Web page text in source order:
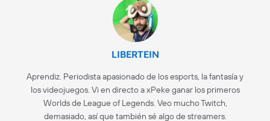
LIBERTEIN
Aprendiz. Periodista apasionado de los esports, la fantasía y
los videojuegos. Vi en directo a xPeke ganar los primeros
Worlds de League of Legends. Veo mucho Twitch,
demasiado, así que también sé algo de streamers.